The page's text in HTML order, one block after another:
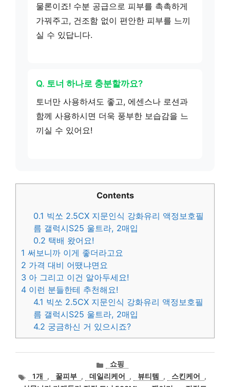
물론이죠! 수분 공급으로 피부를 촉촉하게
가꿔주고, 건조함 없이 편안한 피부를 느끼
실 수 있답니다.
Q. 토너 하나로 충분할까요?
토너만 사용하셔도 좋고, 에센스나 로션과
함께 사용하시면 더욱 풍부한 보습감을 느
끼실 수 있어요!
Contents
0.1 빅쏘 2.5CX 지문인식 강화유리 액정보호필
름 갤럭시S25 울트라, 2매입
0.2 택배 왔어요!
1 써보니까 이게 좋더라고요
2 가격 대비 어땠냐면요
3 아 그리고 이건 알아두세요!
4 이런 분들한테 추천해요!
4.1 빅쏘 2.5CX 지문인식 강화유리 액정보호필
름 갤럭시S25 울트라, 2매입
4.2 궁금하신 거 있으시죠?
카
테
고
쇼핑
태
그
1개 , 꿀피부 , 데일리케어 , 뷰티템 , 스킨케어
,